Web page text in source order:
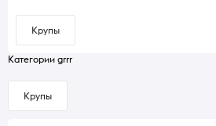
Крупы
Категории grrr
Крупы